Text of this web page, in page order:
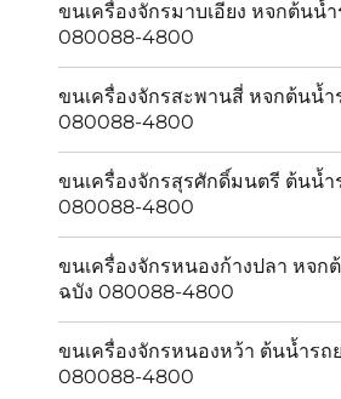
ขนเครื่องจักรมาบเอียง หจกต้นน้
080088-4800
ขนเครื่องจักรสะพานสี่ หจกต้นน้
080088-4800
ขนเครื่องจักรสุรศักดิ์มนตรี ต้นน้
080088-4800
ขนเครื่องจักรหนองก้างปลา หจก
ฉบัง 080088-4800
ขนเครื่องจักรหนองหว้า ต้นน้ำรถ
080088-4800